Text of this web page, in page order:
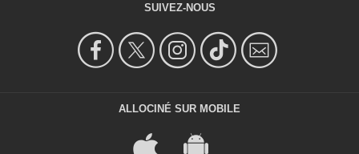
SUIVEZ-NOUS
ALLOCINÉ SUR MOBILE